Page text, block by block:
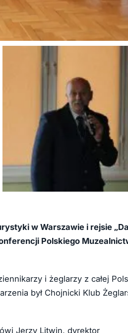
w Warszawie i rejsie
Polskiego
i żeglarzy z całej
był Chojnicki Klub
Jerzy Litwin, dyrektor